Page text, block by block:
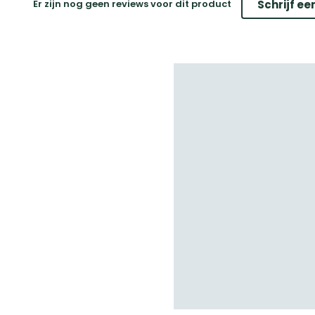
Er zijn nog geen reviews voor dit product Schrijf